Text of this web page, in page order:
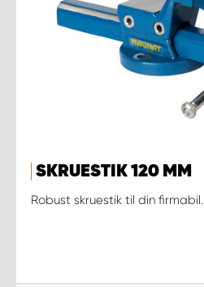
SKRUESTIK 120 MM
Robust skruestik til din firmabil.